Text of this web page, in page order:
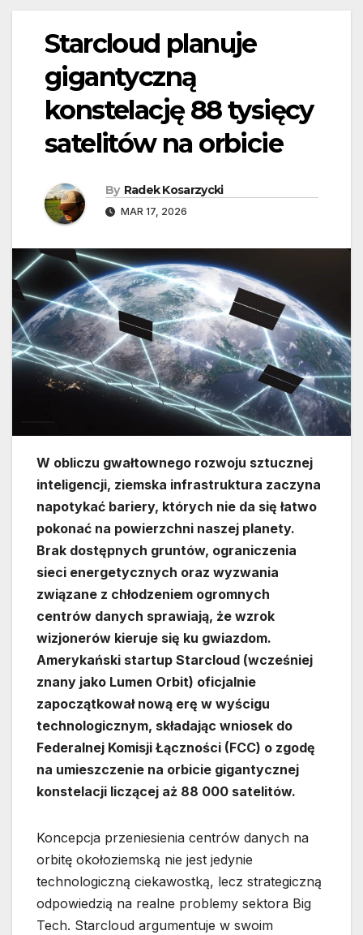
Starcloud planuje
gigantyczną
konstelację 88 tysięcy
satelitów na orbicie
By Radek Kosarzycki
MAR 17, 2026
W obliczu gwałtownego rozwoju sztucznej
inteligencji, ziemska infrastruktura zaczyna
napotykać bariery, których nie da się łatwo
pokonać na powierzchni naszej planety.
Brak dostępnych gruntów, ograniczenia
sieci energetycznych oraz wyzwania
związane z chłodzeniem ogromnych
centrów danych sprawiają, że wzrok
wizjonerów kieruje się ku gwiazdom.
Amerykański startup Starcloud (wcześniej
znany jako Lumen Orbit) oficjalnie
zapoczątkował nową erę w wyścigu
technologicznym, składając wniosek do
Federalnej Komisji Łączności (FCC) o zgodę
na umieszczenie na orbicie gigantycznej
konstelacji liczącej aż 88 000 satelitów.
Koncepcja przeniesienia centrów danych na
orbitę okołoziemską nie jest jedynie
technologiczną ciekawostką, lecz strategiczną
odpowiedzią na realne problemy sektora Big
Tech. Starcloud argumentuje w swoim